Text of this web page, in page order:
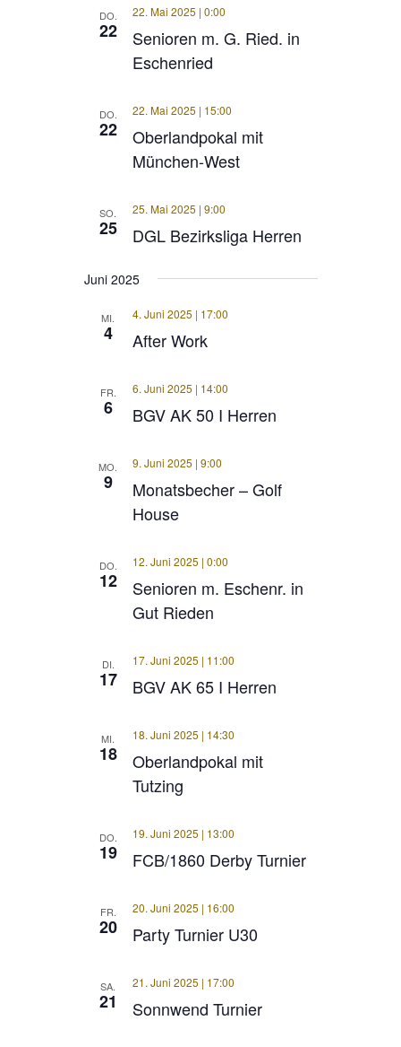
DO.
22
Senioren m. G. Ried. in
Eschenried
22. Mai 2025 | 0:00
DO.
22
Oberlandpokal mit
München-West
22. Mai 2025 | 15:00
SO.
25 DGL Bezirksliga Herren
25. Mai 2025 | 9:00
Juni 2025
MI.
4 After Work
4. Juni 2025 | 17:00
FR.
6 BGV AK 50 I Herren
6. Juni 2025 | 14:00
MO.
9
Monatsbecher – Golf
House
9. Juni 2025 | 9:00
DO.
12
Senioren m. Eschenr. in
Gut Rieden
12. Juni 2025 | 0:00
DI.
17 BGV AK 65 I Herren
17. Juni 2025 | 11:00
MI.
18
Oberlandpokal mit
Tutzing
18. Juni 2025 | 14:30
DO.
19 FCB/1860 Derby Turnier
19. Juni 2025 | 13:00
FR.
20 Party Turnier U30
20. Juni 2025 | 16:00
SA.
21 Sonnwend Turnier
21. Juni 2025 | 17:00